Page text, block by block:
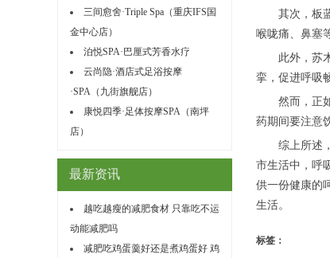
三间愈舍·Triple Spa（重庆IFS国
金中心店）
泊悦SPA·巴厘式芳香水疗
云尚隐·酒店式足浴按摩
·SPA（九街旗舰店）
康悦四季·足体按摩SPA（南坪
店）
最新资讯
越吃越瘦的减肥食材 只靠吃不运
动能减肥吗
减肥吃鸡蛋羹好还是煮鸡蛋好 鸡
其次，板蓝
喉咙痛、鼻塞
此外，苏木
挛，促进呼吸
然而，正如
药期间要注意
综上所述，
市生活中，呼
供一份健康的
生活。
标签：